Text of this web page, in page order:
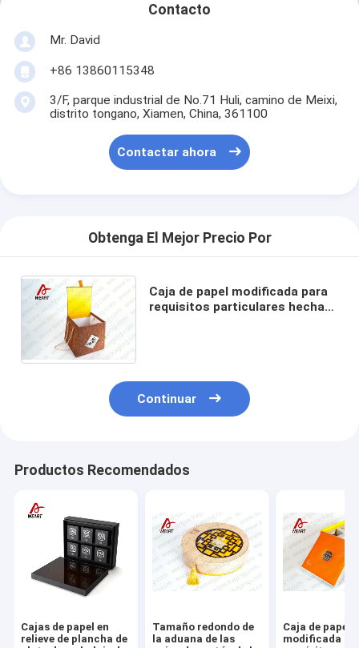
Contacto
Mr. David
+86 13860115348
3/F, parque industrial de No.71 Huli, camino de Meixi,
distrito tongano, Xiamen, China, 361100
Contactar ahora
Obtenga El Mejor Precio Por
Caja de papel modificada para
requisitos particulares hecha
Continuar
Productos Recomendados
Cajas de papel en
relieve de plancha de
Tamaño redondo de
la aduana de las
Caja de papel
modificada